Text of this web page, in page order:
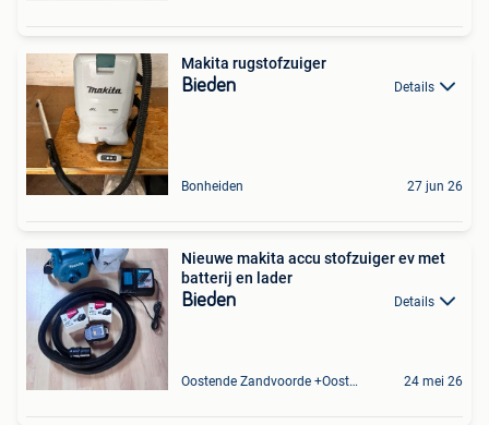
Makita rugstofzuiger
Bieden Details
Bonheiden 27 jun 26
Nieuwe makita accu stofzuiger ev met
batterij en lader
Bieden Details
Oostende Zandvoorde +Oostende 24 mei 26